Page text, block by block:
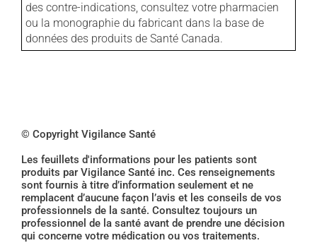
des contre-indications, consultez votre pharmacien
ou la monographie du fabricant dans la base de
données des produits de Santé Canada.
© Copyright Vigilance Santé
Les feuillets d'informations pour les patients sont
produits par Vigilance Santé inc. Ces renseignements
sont fournis à titre d’information seulement et ne
remplacent d’aucune façon l’avis et les conseils de vos
professionnels de la santé. Consultez toujours un
professionnel de la santé avant de prendre une décision
qui concerne votre médication ou vos traitements.